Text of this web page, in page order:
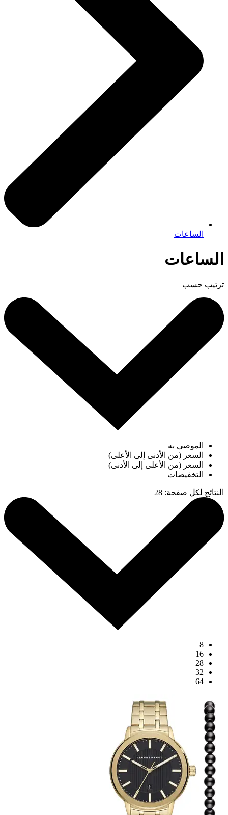
الساعات
الساعات
ترتيب حسب
الموصى به
السعر (من الأدنى إلى الأعلى)
السعر (من الأعلى إلى الأدنى)
التخفيضات
النتائج لكل صفحة:
28
8
16
28
32
64